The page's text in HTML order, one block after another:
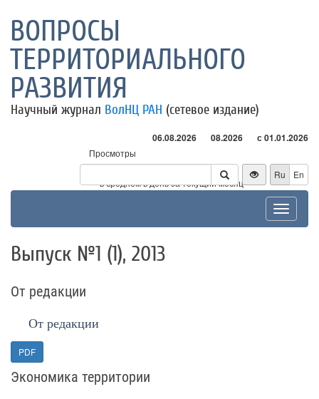
ВОПРОСЫ
ТЕРРИТОРИАЛЬНОГО
РАЗВИТИЯ
Научный журнал ВолНЦ РАН (сетевое издание)
06.08.2026 08.2026 с 01.01.2026
Просмотры
Посетители
* - в среднем в день за текущий месяц
Ru En
Toggle
Выпуск №1 (1), 2013
От редакции
От редакции
PDF
Экономика территории